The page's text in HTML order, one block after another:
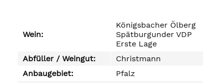
Wein:
Königsbacher Ölberg
Spätburgunder VDP
Erste Lage
Abfüller / Weingut:
Christmann
Anbaugebiet:
Pfalz